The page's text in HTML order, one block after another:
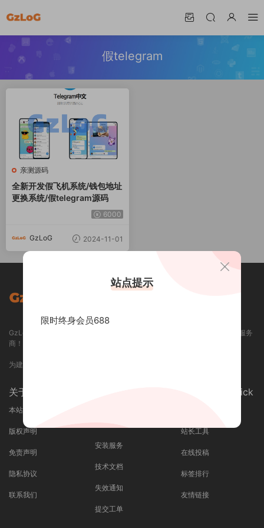
假telegram
亲测源码
全新开发假飞机系统/钱包地址
更换系统/假telegram源码
6000
GzLoG 2024-11-01
GzLoG 资源网 / GZLOG.COM - 专业提供各类精品资源下载和定制开发的服务
商！
为建站开发人员提供优质的一站式服务平台！
关于我们 / About
本站介绍
版权声明
免责声明
隐私协议
联系我们
安装服务
技术文档
失效通知
提交工单
快捷导航 / Quick
站长工具
在线投稿
标签排行
友情链接
站点提示
限时终身会员688